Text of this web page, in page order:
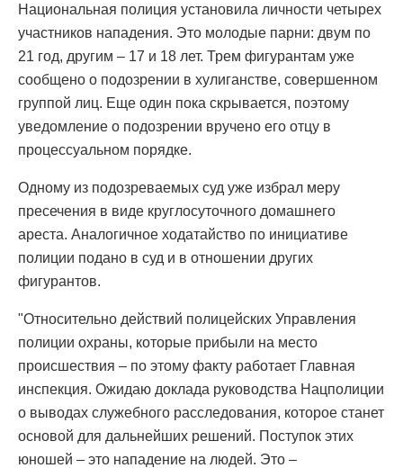
Национальная полиция установила личности четырех
участников нападения. Это молодые парни: двум по
21 год, другим – 17 и 18 лет. Трем фигурантам уже
сообщено о подозрении в хулиганстве, совершенном
группой лиц. Еще один пока скрывается, поэтому
уведомление о подозрении вручено его отцу в
процессуальном порядке.
Одному из подозреваемых суд уже избрал меру
пресечения в виде круглосуточного домашнего
ареста. Аналогичное ходатайство по инициативе
полиции подано в суд и в отношении других
фигурантов.
"Относительно действий полицейских Управления
полиции охраны, которые прибыли на место
происшествия – по этому факту работает Главная
инспекция. Ожидаю доклада руководства Нацполиции
о выводах служебного расследования, которое станет
основой для дальнейших решений. Поступок этих
юношей – это нападение на людей. Это –